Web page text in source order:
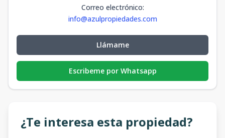
Correo electrónico:
info@azulpropiedades.com
Llámame
Escribeme por Whatsapp
¿Te interesa esta propiedad?